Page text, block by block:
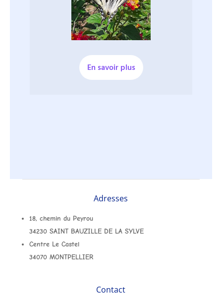
En savoir plus
Adresses
18, chemin du Peyrou
34230 SAINT BAUZILLE DE LA SYLVE
Centre Le Castel
34070 MONTPELLIER
Contact